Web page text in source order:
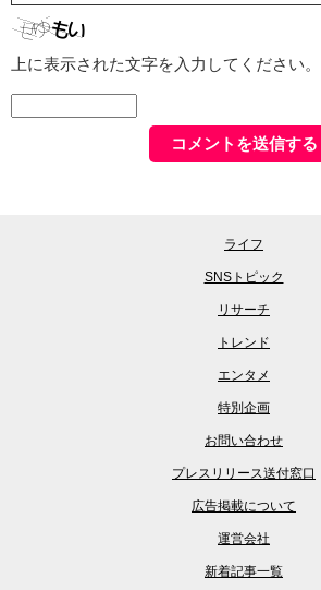
上に表示された文字を入力してください。
ライフ
SNSトピック
リサーチ
トレンド
エンタメ
特別企画
お問い合わせ
プレスリリース送付窓口
広告掲載について
運営会社
新着記事一覧